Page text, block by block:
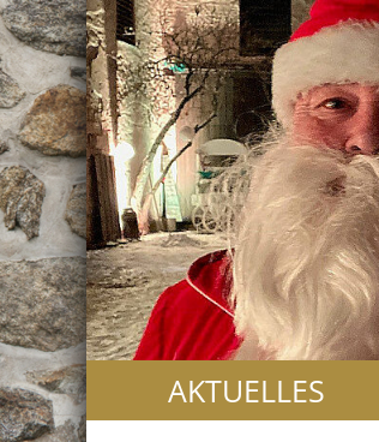
AKTUELLES